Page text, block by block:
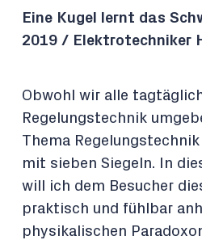
Eine Kugel lernt das
2019 / Elektrotechniker
Obwohl wir alle
Regelungstechnik
Thema
mit sieben Siegeln. In
will ich dem Besucher
praktisch und fühlbar
physikalischen